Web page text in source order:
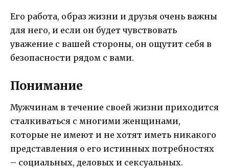
Его работа, образ жизни и друзья очень важны
для него, и если он будет чувствовать
уважение с вашей стороны, он ощутит себя в
безопасности рядом с вами.
Понимание
Мужчинам в течение своей жизни приходится
сталкиваться с многими женщинами,
которые не имеют и не хотят иметь никакого
представления о его истинных потребностях
– социальных, деловых и сексуальных.